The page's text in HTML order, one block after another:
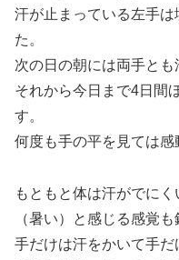
汗が止まっている左手
た。
次の日の朝には両手とも
それから今日まで4日間
す。
何度も手の平を見ては感
もともと体は汗がでにく
（暑い）と感じる感覚
手だけは汗をかいて手だ